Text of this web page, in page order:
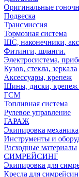
Оригинальные
Подвеска
Трансмиссия
Тормозная система
ШС, наконечники,
Фитинги, шланги.
Электросистема,
Кузов, стекла, зеркала
Аксессуары, крепеж
Шины, диски, крепеж
ГСМ
Топливная система
Рулевое управление
ГАРАЖ
Экипировка механика
Инструменты и
Расходные материалы
СИМРЕЙСИНГ
Экипировка для
Кресла для